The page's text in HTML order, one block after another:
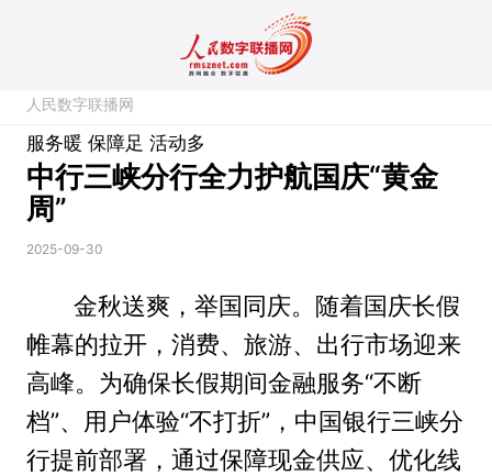
人民数字联播网
服务暖 保障足 活动多
中行三峡分行全力护航国庆“黄金
周”
2025-09-30
金秋送爽，举国同庆。随着国庆长假
帷幕的拉开，消费、旅游、出行市场迎来
高峰。为确保长假期间金融服务“不断
档”、用户体验“不打折”，中国银行三峡分
行提前部署，通过保障现金供应、优化线